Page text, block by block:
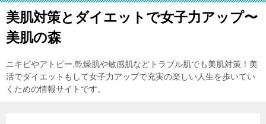
美肌対策とダイエットで女子力アップ〜
美肌の森
ニキビやアトピー,乾燥肌や敏感肌などトラブル肌でも美肌対策！美
活でダイエットもして女子力アップで充実の楽しい人生を歩いてい
くための情報サイトです。